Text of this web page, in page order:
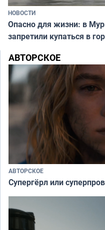
НОВОСТИ
Опасно для жизни: в
запретили купаться в
АВТОРСКОЕ
АВТОРСКОЕ
Супергёрл или